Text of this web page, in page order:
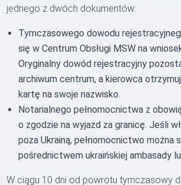
jednego z dwóch dokumentów:
Tymczasowego dowodu
się w Centrum Obsługi MSW na
Oryginalny dowód rejestracyjny
archiwum centrum, a kierowca
kartę na swoje nazwisko.
Notarialnego pełnomocnictwa z
o zgodzie na wyjazd za granicę. Jeśli
poza Ukrainą, pełnomocnictwo można
pośrednictwem ukraińskiej ambasady
W ciągu 10 dni od powrotu tymczasowy